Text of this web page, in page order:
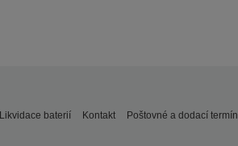
Likvidace baterií Kontakt Poštovné a dodací termín